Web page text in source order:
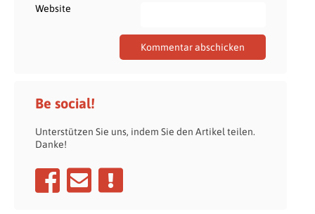
Website
Be social!
Unterstützen Sie uns, indem Sie den Artikel teilen.
Danke!